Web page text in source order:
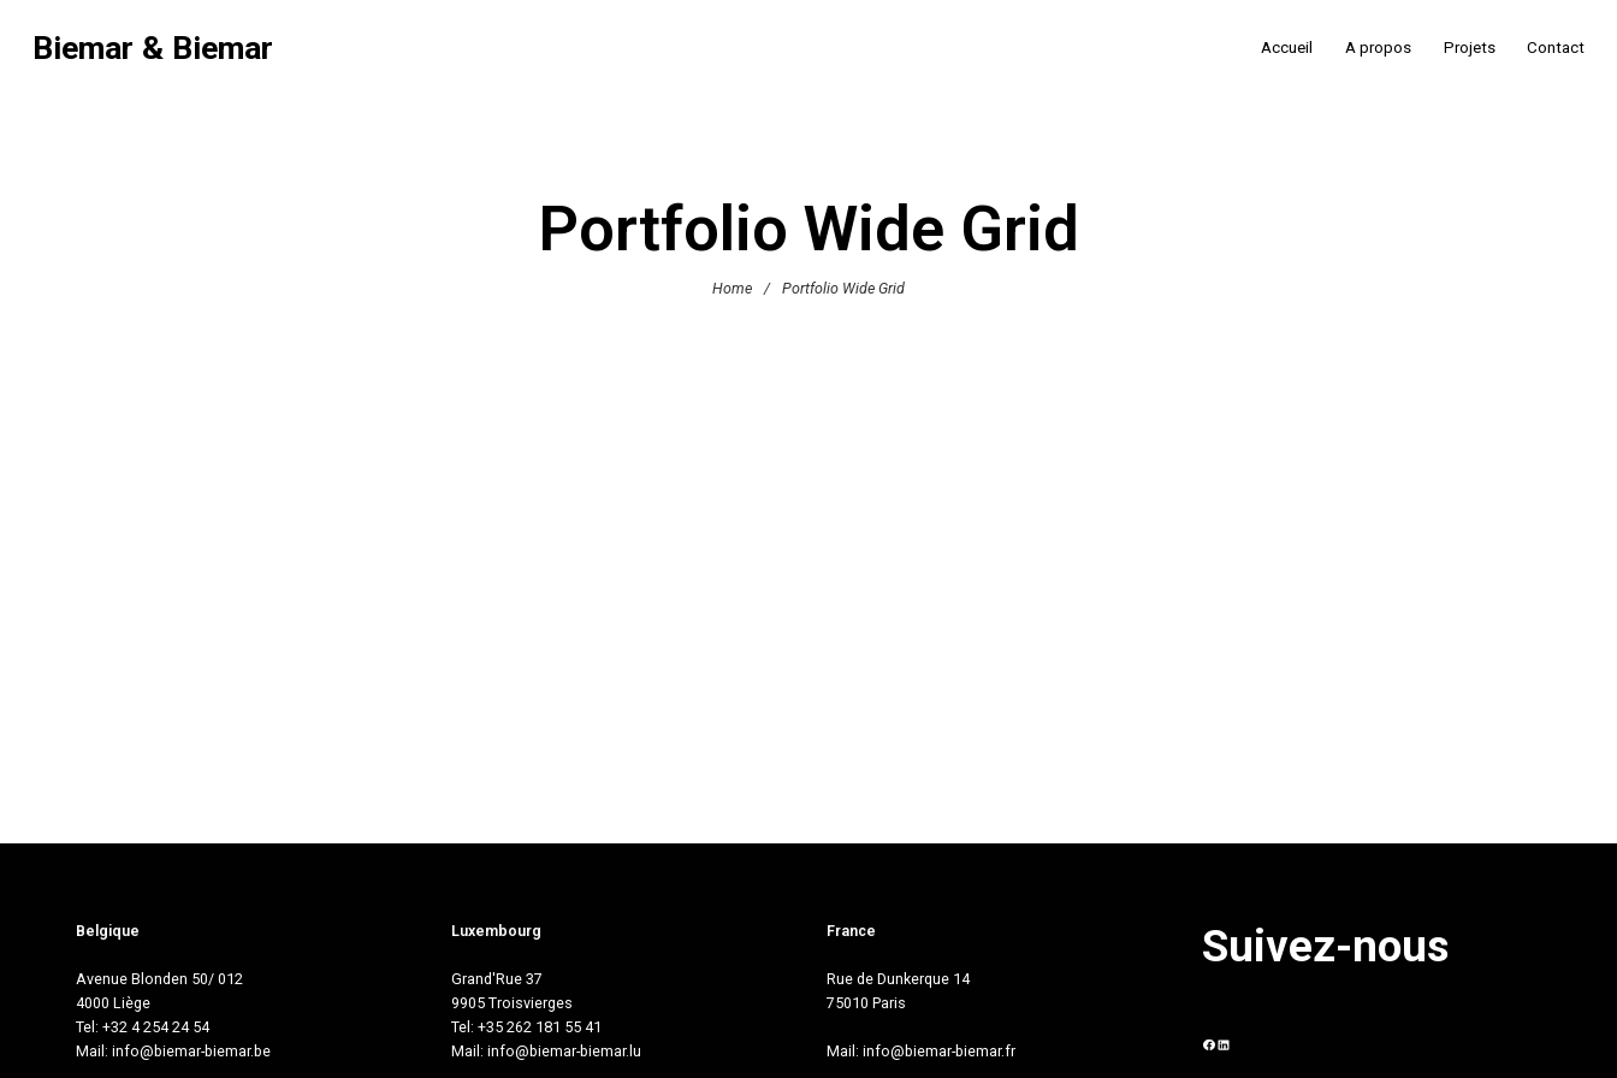
Biemar & Biemar Accueil A propos Projets Contact
Portfolio Wide Grid
Home / Portfolio Wide Grid
Belgique
Avenue Blonden 50/ 012
4000 Liège
Tel: +32 4 254 24 54
Mail: info@biemar-biemar.be
Luxembourg
Grand'Rue 37
9905 Troisvierges
Tel: +35 262 181 55 41
Mail: info@biemar-biemar.lu
France
Rue de Dunkerque 14
75010 Paris
Mail: info@biemar-biemar.fr
Suivez-nous